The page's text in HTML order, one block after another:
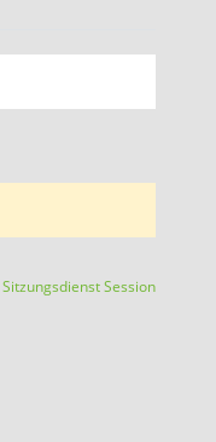
SitzungsdienstSession(Wird in